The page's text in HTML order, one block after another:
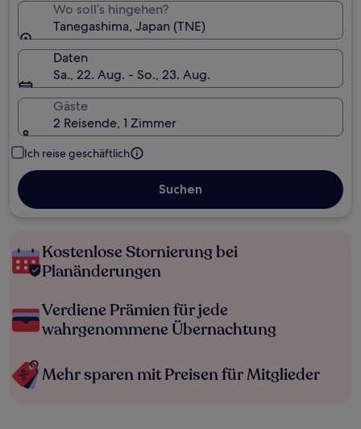
Wo soll’s hingehen?
Tanegashima, Japan (TNE)
Daten
Sa., 22. Aug. - So., 23. Aug.
Gäste
2 Reisende, 1 Zimmer
Ich reise geschäftlich
Suchen
Kostenlose Stornierung bei
Planänderungen
Verdiene Prämien für jede
wahrgenommene Übernachtung
Mehr sparen mit Preisen für Mitglieder